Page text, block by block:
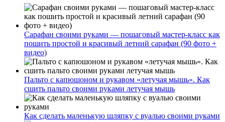
Сарафан своими руками — пошаговый мастер-класс как
пошить простой и красивый летний сарафан (90 фото +
видео)
Пальто с капюшоном и рукавом «летучая мышь». Как
сшить пальто своими руками летучая мышь
Как сделать маленькую шляпку с вуалью своими руками